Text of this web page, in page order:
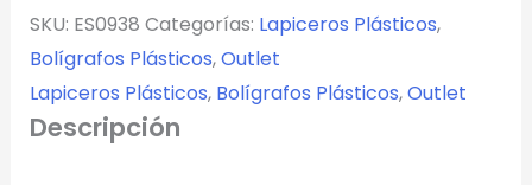
SKU: ES0938 Categorías: Lapiceros Plásticos,
Bolígrafos Plásticos,Outlet
Lapiceros Plásticos, Bolígrafos Plásticos,Outlet
Descripción